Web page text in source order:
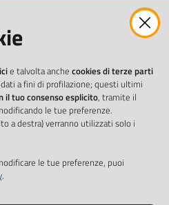
e talvolta anche cookies di terze parti
a fini di profilazione; questi ultimi
il tuo consenso esplicito, tramite il
le tue preferenze.
a destra) verranno utilizzati solo i
le tue preferenze, puoi
.